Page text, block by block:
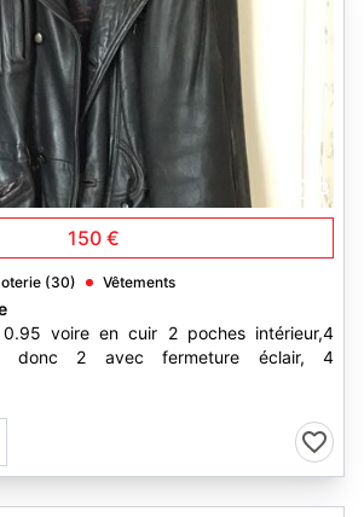
3
150 €
(30) Vêtements
voire en cuir 2 poches intérieur,4
donc 2 avec fermeture éclair, 4